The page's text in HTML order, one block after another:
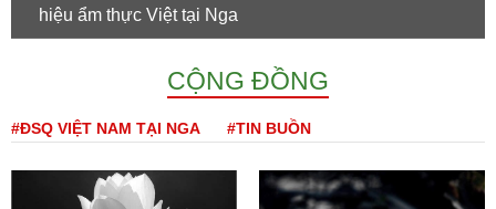
hiệu ẩm thực Việt tại Nga
CỘNG ĐỒNG
#ĐSQ VIỆT NAM TẠI NGA #TIN BUỒN